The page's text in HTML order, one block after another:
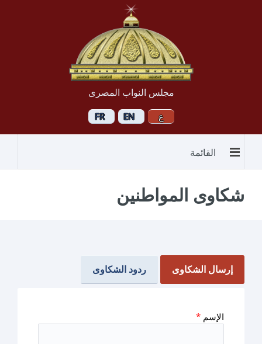
مجلس النواب المصرى
القائمة
شكاوى المواطنين
إرسال الشكاوى ردود الشكاوى
الإسم *